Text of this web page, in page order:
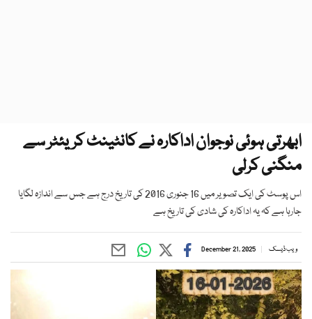
ابھرتی ہوئی نوجوان اداکارہ نے کانٹینٹ کریئٹر سے
منگنی کرلی
اس پوسٹ کی ایک تصویر میں 16 جنوری 2016 کی تاریخ درج ہے جس سے اندازہ لگایا
جارہا ہے کہ یہ اداکارہ کی شادی کی تاریخ ہے
ویب ڈیسک December 21, 2025